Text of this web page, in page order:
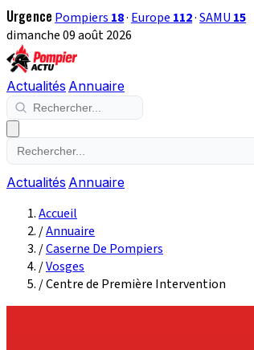
Urgence Pompiers 18· Europe 112·SAMU 15
dimanche 09 août 2026
Actualités Annuaire
Actualités Annuaire
Accueil
/Annuaire
/Caserne De Pompiers
/Vosges
/Centre de Première Intervention